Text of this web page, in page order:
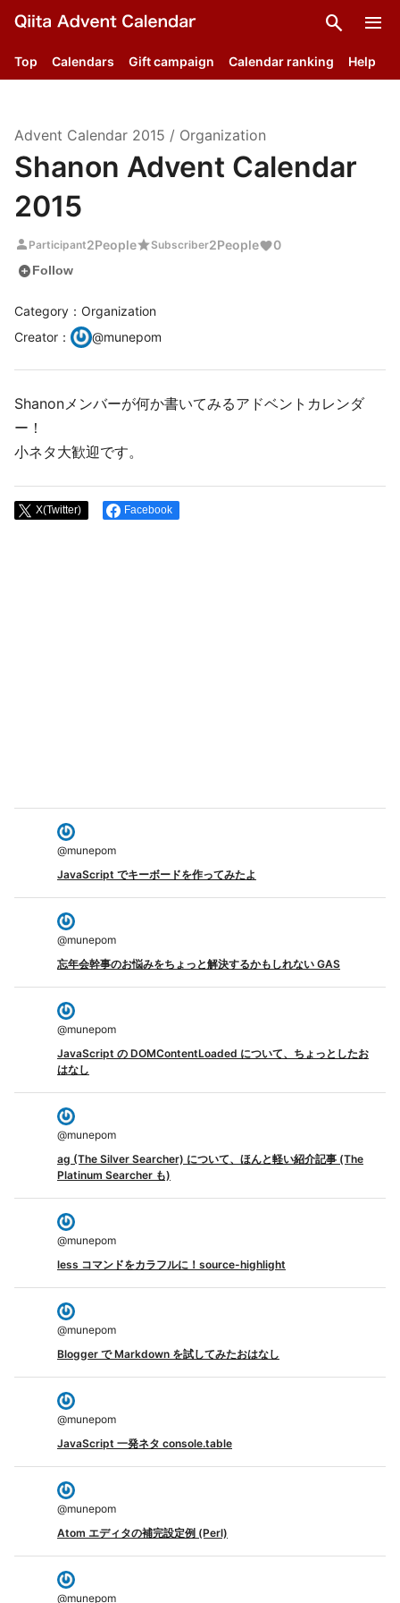
search menu
Top Calendars Gift campaign Calendar ranking Help
Advent Calendar 2015 / Organization
Shanon Advent Calendar
2015
person Participant2PeoplestarSubscriber2People 0
add_circleFollow
Category：Organization
Creator ： @munepom
Shanonメンバーが何か書いてみるアドベントカレンダ
ー！
小ネタ大歓迎です。
X(Twitter) Facebook
@munepom
JavaScript でキーボードを作ってみたよ
@munepom
忘年会幹事のお悩みをちょっと解決するかもしれない GAS
@munepom
JavaScript の DOMContentLoaded について、ちょっとしたお
はなし
@munepom
ag (The Silver Searcher) について、ほんと軽い紹介記事 (The
Platinum Searcher も)
@munepom
less コマンドをカラフルに！source-highlight
@munepom
Blogger で Markdown を試してみたおはなし
@munepom
JavaScript 一発ネタ console.table
@munepom
Atom エディタの補完設定例 (Perl)
@munepom